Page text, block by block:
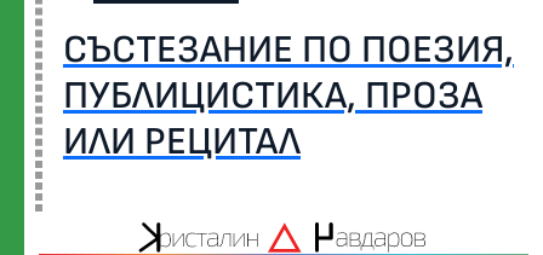
СЪСТЕЗАНИЕ ПО ПОЕЗИЯ,
ПУБЛИЦИСТИКА, ПРОЗА
ИЛИ РЕЦИТАЛ